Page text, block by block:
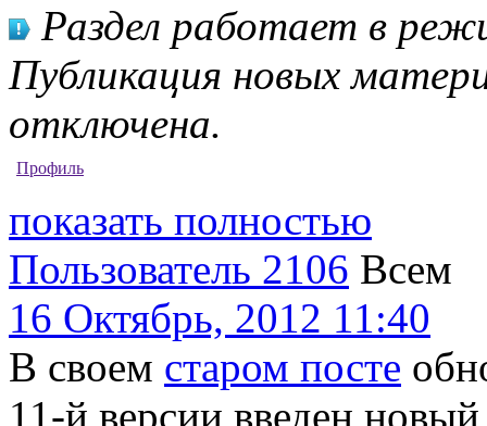
Раздел работает в
Публикация новых
отключена.
Профиль
показать полностью
Пользователь 2106 Всем
16 Октябрь, 2012 11:40
В своем старом посте
11-й версии введен